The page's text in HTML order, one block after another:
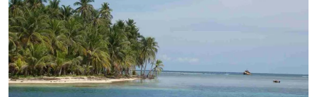
Déjeuner dans la communauté.
Retour à l’hôtel en fin d’après-midi.
Dîner non inclus et nuit à votre hôtel.
Dîner seul et nuit à l’hôtel.